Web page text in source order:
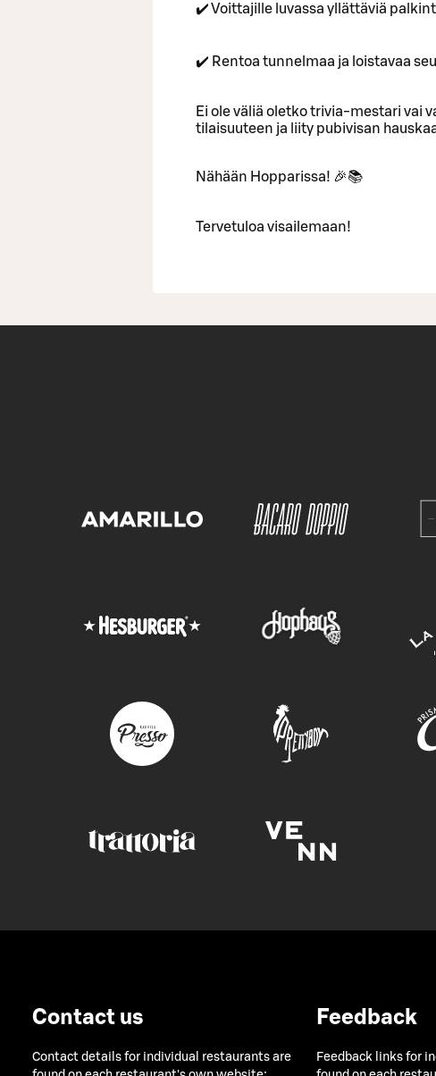
✔️ Voittajille luvassa yllättäviä
✔️ Rentoa tunnelmaa ja loistavaa
Ei ole väliä oletko trivia-mestari vai
tilaisuuteen ja liity pubivisan
Nähään Hopparissa! 🎉📚
Tervetuloa visailemaan!
Contact us
Contact details for individual restaurants are
Feedback
Feedback links for